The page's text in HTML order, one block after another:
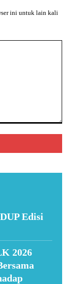
ini untuk lain kali
Edisi
2026